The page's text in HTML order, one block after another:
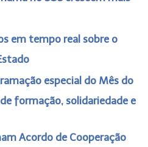
em tempo real sobre o
especial do Mês do
formação, solidariedade e
Acordo de Cooperação